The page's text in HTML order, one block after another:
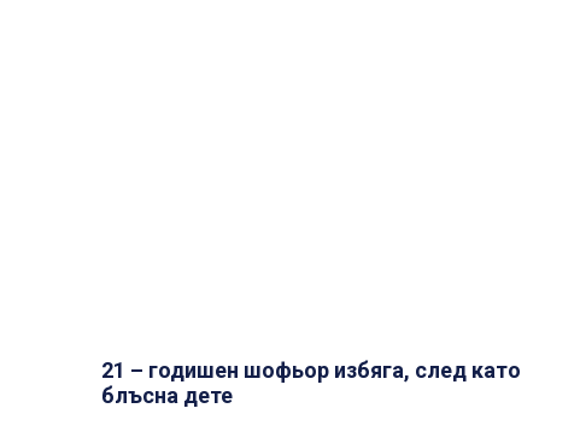
21 – годишен шофьор избяга, след като
блъсна дете